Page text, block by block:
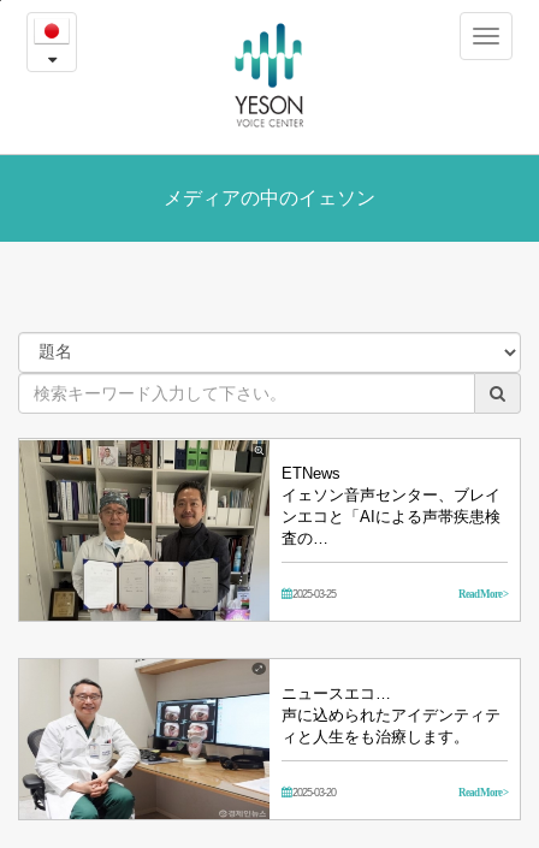
メ
デ
ア
中
イ
ェ
ソ
ン
Toggle
メディアの中のイェソン
ETNews
イェソン音声センター、ブレイ
ンエコと「AIによる声帯疾患検
査の…
2025-03-25 Read More >
ニュースエコ…
声に込められたアイデンティテ
ィと人生をも治療します。
2025-03-20 Read More >